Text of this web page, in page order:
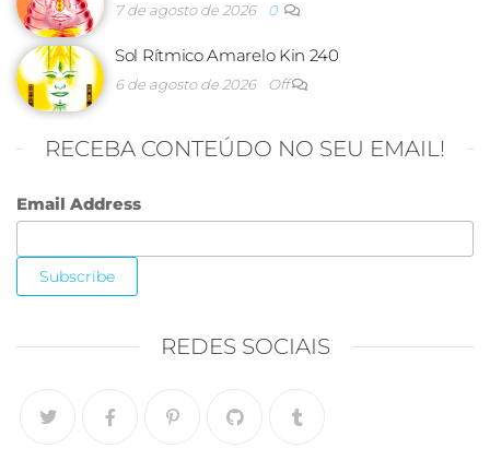
7 de agosto de 2026 0
Sol Rítmico Amarelo Kin 240
6 de agosto de 2026 Off
RECEBA CONTEÚDO NO SEU EMAIL!
Email Address
REDES SOCIAIS